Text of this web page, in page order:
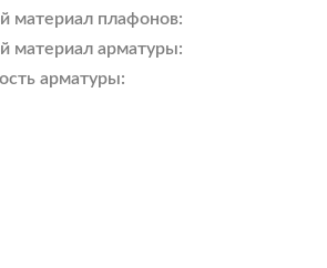
материал плафонов:
материал арматуры:
арматуры: